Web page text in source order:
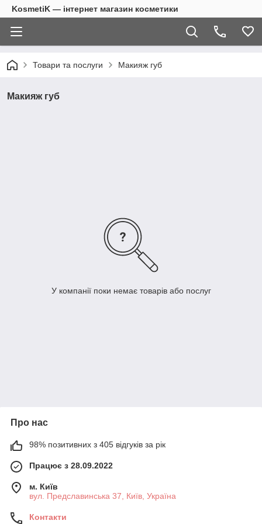
KosmetiK — інтернет магазин косметики
Товари та послуги Макияж губ
Макияж губ
У компанії поки немає товарів або послуг
Про нас
98% позитивних з 405 відгуків за рік
Працює з 28.09.2022
м. Київ
вул. Предславинська 37, Київ, Україна
Контакти